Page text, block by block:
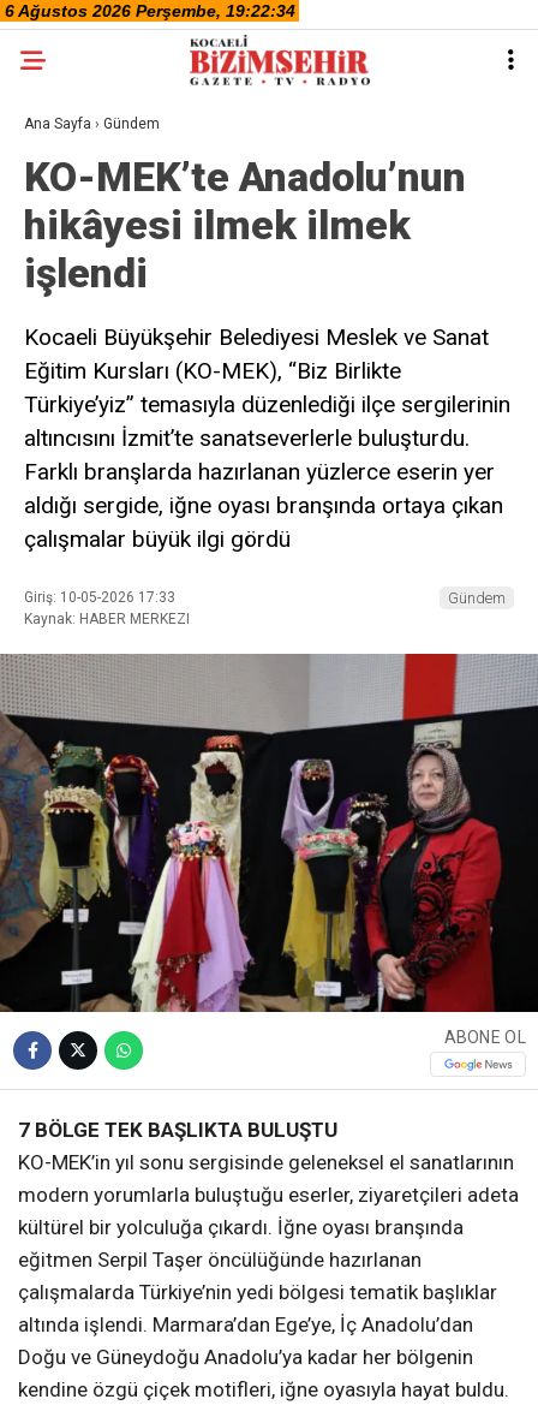
Ana Sayfa › Gündem
KO-MEK’te Anadolu’nun
hikâyesi ilmek ilmek
işlendi
Kocaeli Büyükşehir Belediyesi Meslek ve Sanat
Eğitim Kursları (KO-MEK), “Biz Birlikte
Türkiye’yiz” temasıyla düzenlediği ilçe sergilerinin
altıncısını İzmit’te sanatseverlerle buluşturdu.
Farklı branşlarda hazırlanan yüzlerce eserin yer
aldığı sergide, iğne oyası branşında ortaya çıkan
çalışmalar büyük ilgi gördü
Giriş: 10-05-2026 17:33
Kaynak: HABER MERKEZI
Gündem
ABONE OL
7 BÖLGE TEK BAŞLIKTA BULUŞTU
KO-MEK’in yıl sonu sergisinde geleneksel el sanatlarının
modern yorumlarla buluştuğu eserler, ziyaretçileri adeta
kültürel bir yolculuğa çıkardı. İğne oyası branşında
eğitmen Serpil Taşer öncülüğünde hazırlanan
çalışmalarda Türkiye’nin yedi bölgesi tematik başlıklar
altında işlendi. Marmara’dan Ege’ye, İç Anadolu’dan
Doğu ve Güneydoğu Anadolu’ya kadar her bölgenin
kendine özgü çiçek motifleri, iğne oyasıyla hayat buldu.